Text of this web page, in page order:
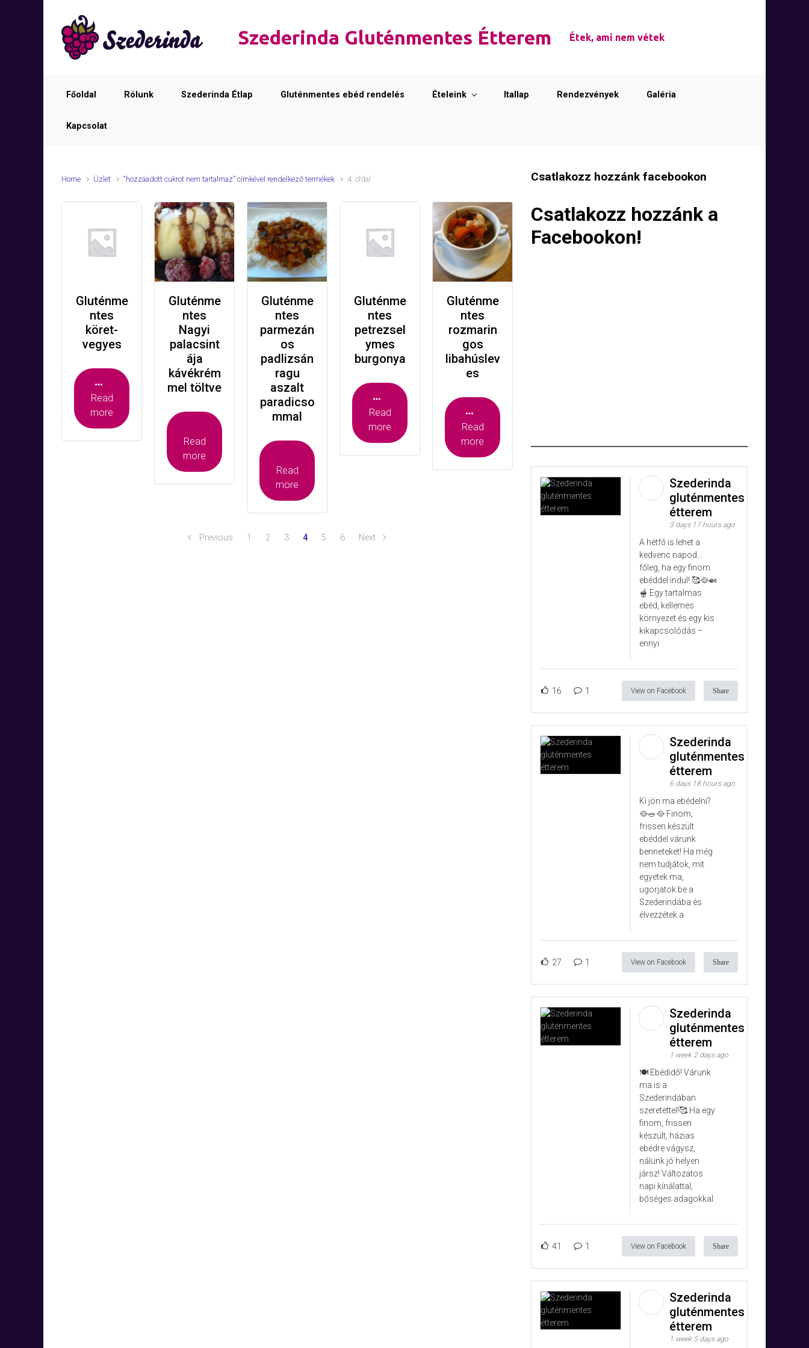
Szederinda Gluténmentes Étterem Étek, ami nem vétek
Főoldal Rólunk Szederinda Étlap Gluténmentes ebéd rendelés Ételeink Itallap Rendezvények Galéria
Kapcsolat
Home Üzlet “hozzáadott cukrot nem tartalmaz” címkével rendelkező termékek 4. oldal
Gluténme
ntes
köret-
vegyes
Read
more
Gluténme
ntes
Nagyi
palacsint
ája
kávékrém
mel töltve
Read
more
Gluténme
ntes
parmezán
os
padlizsán
ragu
aszalt
paradicso
mmal
Read
more
Gluténme
ntes
petrezsel
ymes
burgonya
Read
more
Gluténme
ntes
rozmarin
gos
libahúslev
es
Read
more
Previous 1 2 3 4 5 6 Next
Csatlakozz hozzánk facebookon
Csatlakozz hozzánk a
Facebookon!
Szederinda
gluténmentes
étterem
3 days 17 hours ago
A hétfő is lehet a
kedvenc napod…
főleg, ha egy finom
ebéddel indul! 🥰🥘🍛
🫕 Egy tartalmas
ebéd, kellemes
környezet és egy kis
kikapcsolódás –
ennyi
16 1 View on Facebook Share
Szederinda
gluténmentes
étterem
6 days 18 hours ago
Ki jön ma ebédelni?
🥘🥗🥘 Finom,
frissen készült
ebéddel várunk
benneteket! Ha még
nem tudjátok, mit
egyetek ma,
ugorjatok be a
Szederindába és
élvezzétek a
27 1 View on Facebook Share
Szederinda
gluténmentes
étterem
1 week 2 days ago
🍽️ Ebédidő! Várunk
ma is a
Szederindában
szeretettel!🥰 Ha egy
finom, frissen
készült, házias
ebédre vágysz,
nálunk jó helyen
jársz! Változatos
napi kínálattal,
bőséges adagokkal
41 1 View on Facebook Share
Szederinda
gluténmentes
étterem
1 week 5 days ago